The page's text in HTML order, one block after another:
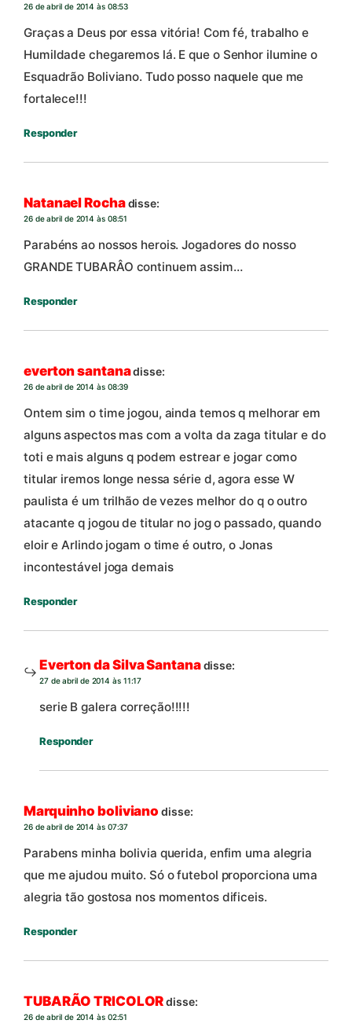
26 de abril de 2014 às 08:53
Graças a Deus por essa vitória! Com fé, trabalho e
Humildade chegaremos lá. E que o Senhor ilumine o
Esquadrão Boliviano. Tudo posso naquele que me
fortalece!!!
Responder
Natanael Rochadisse:
26 de abril de 2014 às 08:51
Parabéns ao nossos herois. Jogadores do nosso
GRANDE TUBARÂO continuem assim…
Responder
everton santanadisse:
26 de abril de 2014 às 08:39
Ontem sim o time jogou, ainda temos q melhorar em
alguns aspectos mas com a volta da zaga titular e do
toti e mais alguns q podem estrear e jogar como
titular iremos longe nessa série d, agora esse W
paulista é um trilhão de vezes melhor do q o outro
atacante q jogou de titular no jog o passado, quando
eloir e Arlindo jogam o time é outro, o Jonas
incontestável joga demais
Responder
Everton da Silva Santanadisse:
27 de abril de 2014 às 11:17
serie B galera correção!!!!!
Responder
Marquinho boliviano disse:
26 de abril de 2014 às 07:37
Parabens minha bolivia querida, enfim uma alegria
que me ajudou muito. Só o futebol proporciona uma
alegria tão gostosa nos momentos dificeis.
Responder
TUBARÃO TRICOLORdisse:
26 de abril de 2014 às 02:51